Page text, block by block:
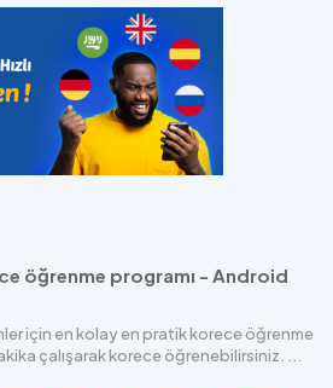
öğrenme programı - Android
için en kolay en pratik korece öğrenme
çalışarak korece öğrenebilirsiniz. ...